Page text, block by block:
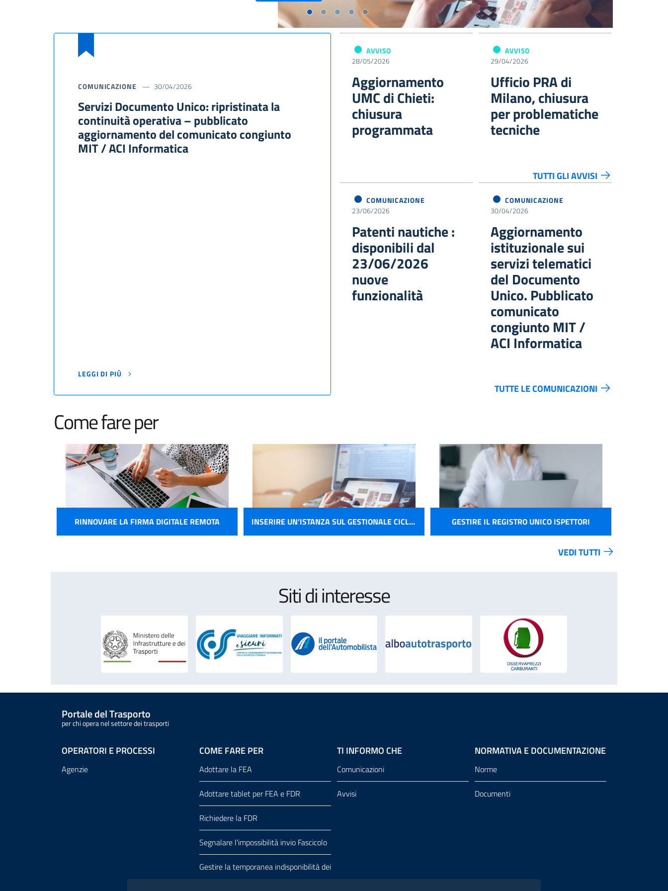
COMUNICAZIONE 30/04/2026
Servizi Documento Unico: ripristinata la
continuità operativa – pubblicato
aggiornamento del comunicato congiunto
MIT / ACI Informatica
LEGGI DI PIÙ
AVVISO
28/05/2026
Aggiornamento
UMC di Chieti:
chiusura
programmata
AVVISO
29/04/2026
Ufficio PRA di
Milano, chiusura
per problematiche
tecniche
TUTTI GLI AVVISI
COMUNICAZIONE
23/06/2026
Patenti nautiche :
disponibili dal
23/06/2026
nuove
funzionalità
COMUNICAZIONE
30/04/2026
Aggiornamento
istituzionale sui
servizi telematici
del Documento
Unico. Pubblicato
comunicato
congiunto MIT /
ACI Informatica
TUTTE LE COMUNICAZIONI
Come fare per
RINNOVARE LA FIRMA DIGITALE REMOTA INSERIRE UN’ISTANZA SUL GESTIONALE CICLOMOTORI GESTIRE IL REGISTRO UNICO ISPETTORI
VEDI TUTTI
Siti di interesse
Portale del Trasporto
per chi opera nel settore dei trasporti
OPERATORI E PROCESSI
Agenzie
COME FARE PER
Adottare la FEA
Adottare tablet per FEA e FDR
Richiedere la FDR
Segnalare l'impossibilità invio Fascicolo
Gestire la temporanea indisponibilità dei
TI INFORMO CHE
Comunicazioni
Avvisi
NORMATIVA E DOCUMENTAZIONE
Norme
Documenti